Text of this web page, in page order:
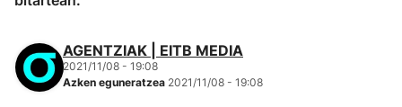
AGENTZIAK | EITB MEDIA
2021/11/08 - 19:08
Azken eguneratzea 2021/11/08 - 19:08